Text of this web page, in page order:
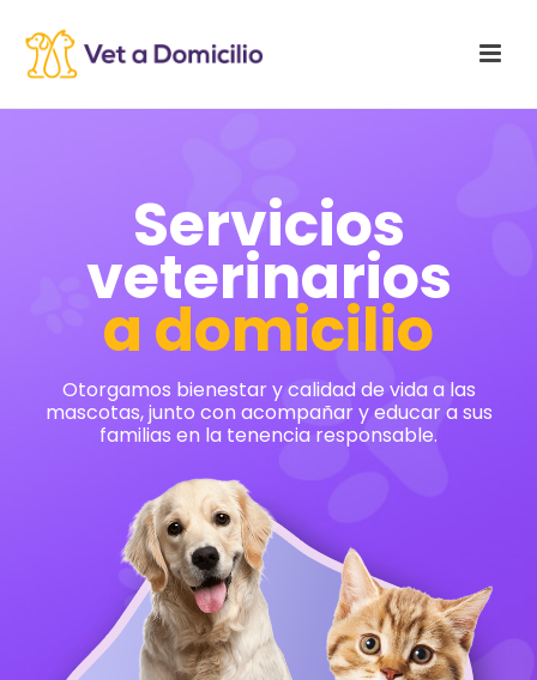
Servicios
veterinarios
a domicilio
Otorgamos bienestar y calidad de vida a las
mascotas, junto con acompañar y educar a sus
familias en la tenencia responsable.